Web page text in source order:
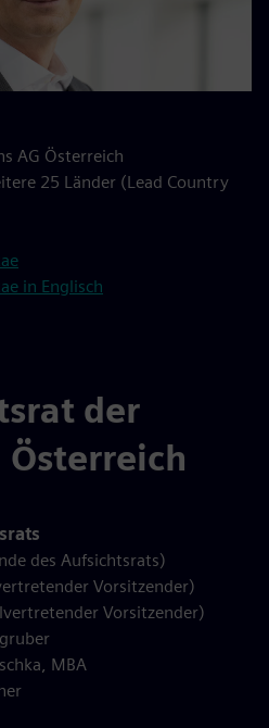
AG Österreich
25 Länder (Lead Country
in Englisch
der
Österreich
des Aufsichtsrats)
Vorsitzender)
Vorsitzender)
MBA